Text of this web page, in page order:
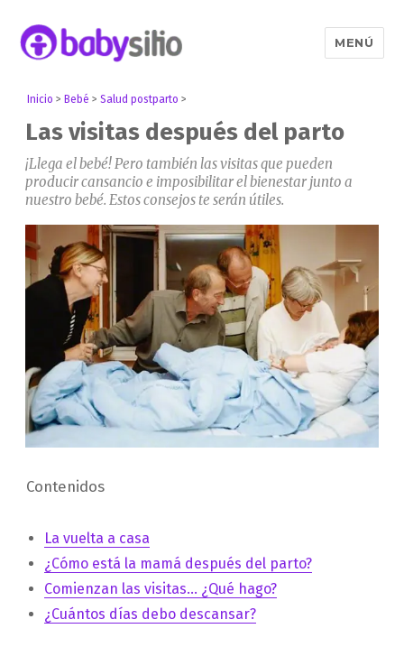
MENÚ
Inicio > Bebé >Salud postparto >
Las visitas después del parto
¡Llega el bebé! Pero también las visitas que pueden
producir cansancio e imposibilitar el bienestar junto a
nuestro bebé. Estos consejos te serán útiles.
Contenidos
La vuelta a casa
¿Cómo está la mamá después del parto?
Comienzan las visitas… ¿Qué hago?
¿Cuántos días debo descansar?